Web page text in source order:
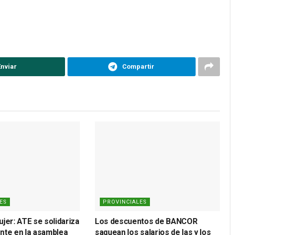
Compartir
ATE se solidariza
en la asamblea
PROVINCIALES
Los descuentos de BANCOR
saquean los salarios de las y los